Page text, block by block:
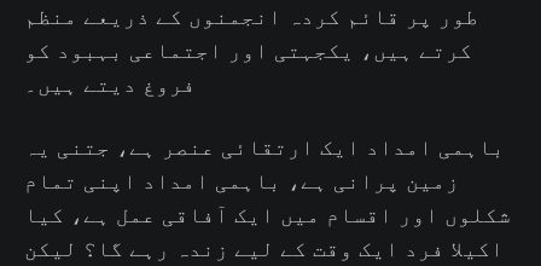
طور پر قائم کردہ انجمنوں کے ذریعے منظم
کرتے ہیں، یکجہتی اور اجتماعی بہبود کو
فروغ دیتے ہیں۔
باہمی امداد ایک ارتقائی عنصر ہے، جتنی یہ
زمین پرانی ہے، باہمی امداد اپنی تمام
شکلوں اور اقسام میں ایک آفاقی عمل ہے، کیا
اکیلا فرد ایک وقت کے لیے زندہ رہے گا؟ لیکن